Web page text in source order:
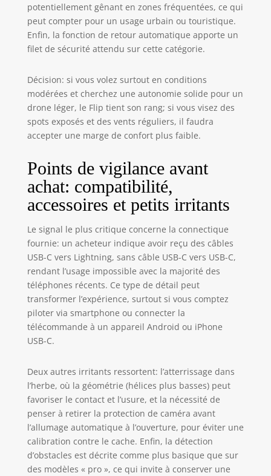
potentiellement gênant en zones fréquentées, ce qui
peut compter pour un usage urbain ou touristique.
Enfin, la fonction de retour automatique apporte un
filet de sécurité attendu sur cette catégorie.
Décision: si vous volez surtout en conditions
modérées et cherchez une autonomie solide pour un
drone léger, le Flip tient son rang; si vous visez des
spots exposés et des vents réguliers, il faudra
accepter une marge de confort plus faible.
Points de vigilance avant
achat: compatibilité,
accessoires et petits irritants
Le signal le plus critique concerne la connectique
fournie: un acheteur indique avoir reçu des câbles
USB-C vers Lightning, sans câble USB-C vers USB-C,
rendant l’usage impossible avec la majorité des
téléphones récents. Ce type de détail peut
transformer l’expérience, surtout si vous comptez
piloter via smartphone ou connecter la
télécommande à un appareil Android ou iPhone
USB-C.
Deux autres irritants ressortent: l’atterrissage dans
l’herbe, où la géométrie (hélices plus basses) peut
favoriser le contact et l’usure, et la nécessité de
penser à retirer la protection de caméra avant
l’allumage automatique à l’ouverture, pour éviter une
calibration contre le cache. Enfin, la détection
d’obstacles est décrite comme plus basique que sur
des modèles « pro », ce qui invite à conserver une